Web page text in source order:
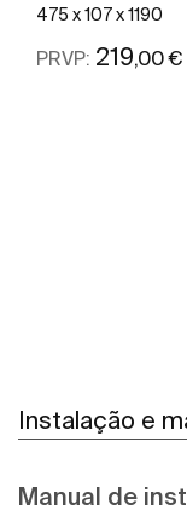
475 x 107 x 1190
PRVP: 219,00 €
Instalação e
Manual de